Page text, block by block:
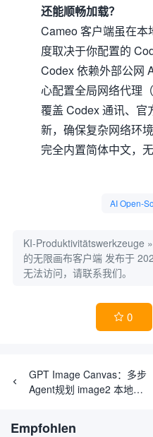
还能顺畅加载？
Cameo 客户端虽在本
度取决于你配置的
Codex 依赖外部公网
心配置全局网络代理
覆盖 Codex 通讯、官
新，确保复杂网络环
完全内置简体中文，无
AI Open-
KI-Produktivitätswerkzeuge »
的无限画布客户端 发布于
无法访问，请联系我们。
 0
GPT Image Canvas：多步
Agent规划 image2 本地画
Empfohlen